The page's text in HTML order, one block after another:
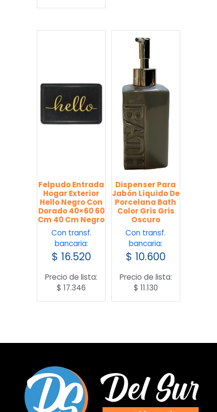
Felpudo Entrada
Hogar Exterior
Hello Negro Con
Dorado 40×60 60
Cm 40 Cm Negro
Con transf.
bancaria:
$ 16.520
Precio de lista:
$ 17.346
Dispenser Para
Jabón Liquido De
Porcelana Bath
Color Gris Gris
Oscuro
Con transf.
bancaria:
$ 10.600
Precio de lista:
$ 11.130